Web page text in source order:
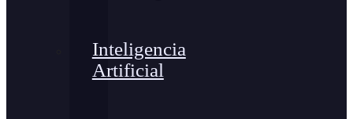
Inteligencia
Artificial